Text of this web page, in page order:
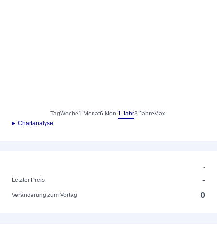
TagWoche1 Monat6 Mon.1 Jahr3 Jahre Max.
► Chartanalyse
-
Letzter Preis
-
Veränderung zum Vortag 0